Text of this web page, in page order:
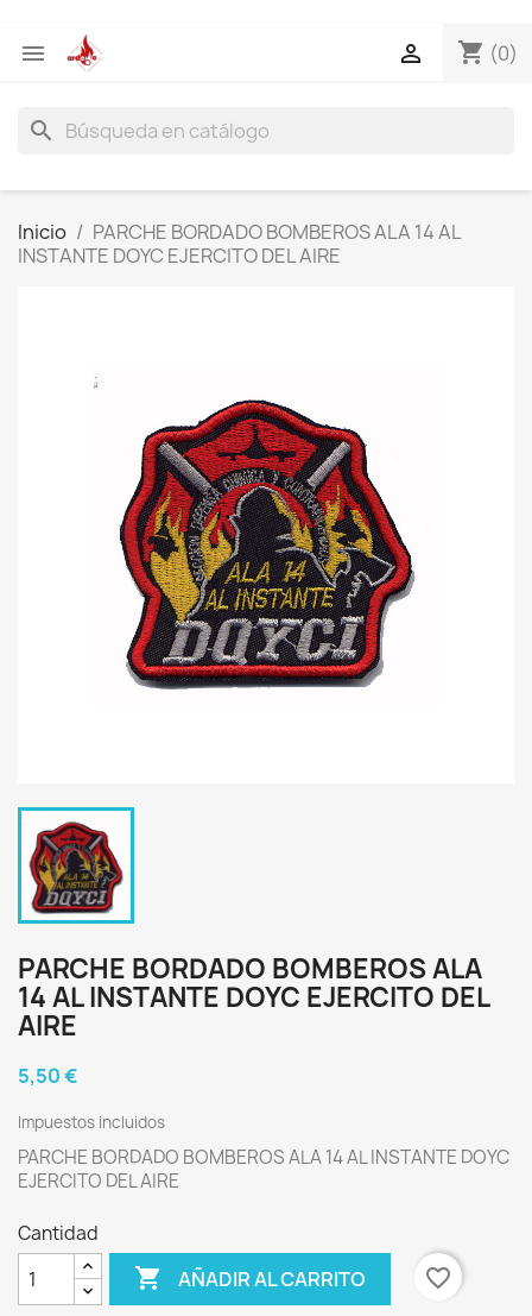
 shopping_cart (0)

search
Inicio
PARCHE BORDADO BOMBEROS ALA 14 AL
INSTANTE DOYC EJERCITO DEL AIRE
PARCHE BORDADO BOMBEROS ALA
14 AL INSTANTE DOYC EJERCITO DEL
AIRE
5,50 €
Impuestos incluidos
PARCHE BORDADO BOMBEROS ALA 14 AL INSTANTE DOYC
EJERCITO DEL AIRE
Cantidad
 AÑADIR AL CARRITO favorite_border